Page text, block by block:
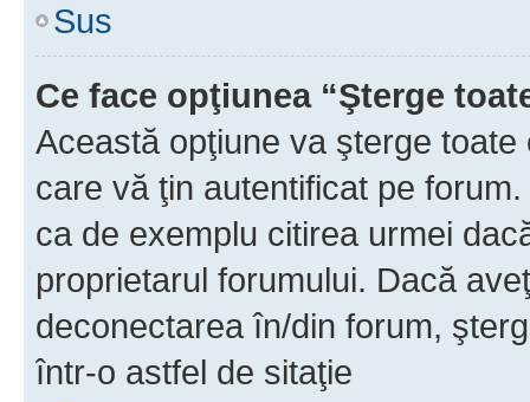
Sus
Ce face opţiunea “Şterge
Această opţiune va şterge
care vă ţin autentificat pe
ca de exemplu citirea urmei
proprietarul forumului. Dacă
deconectarea în/din forum,
într-o astfel de sitaţie